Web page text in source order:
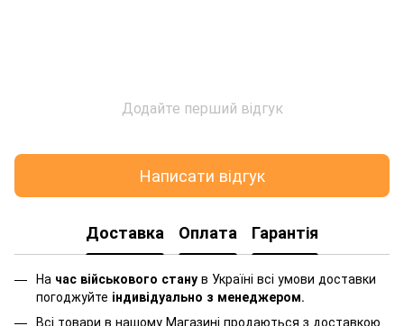
Додайте перший відгук
Написати відгук
Доставка Оплата Гарантія
На час військового стану в Україні всі умови доставки
погоджуйте індивідуально з менеджером.
Всі товари в нашому Магазині продаються з доставкою